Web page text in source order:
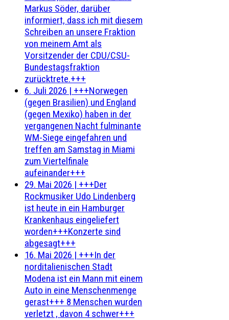
Markus Söder, darüber
informiert, dass ich mit diesem
Schreiben an unsere Fraktion
von meinem Amt als
Vorsitzender der CDU/CSU-
Bundestagsfraktion
zurücktrete.+++
6. Juli 2026 | +++Norwegen
(gegen Brasilien) und England
(gegen Mexiko) haben in der
vergangenen Nacht fulminante
WM-Siege eingefahren und
treffen am Samstag in Miami
zum Viertelfinale
aufeinander+++
29. Mai 2026 | +++Der
Rockmusiker Udo Lindenberg
ist heute in ein Hamburger
Krankenhaus eingeliefert
worden+++Konzerte sind
abgesagt+++
16. Mai 2026 | +++In der
norditalienischen Stadt
Modena ist ein Mann mit einem
Auto in eine Menschenmenge
gerast+++ 8 Menschen wurden
verletzt , davon 4 schwer+++